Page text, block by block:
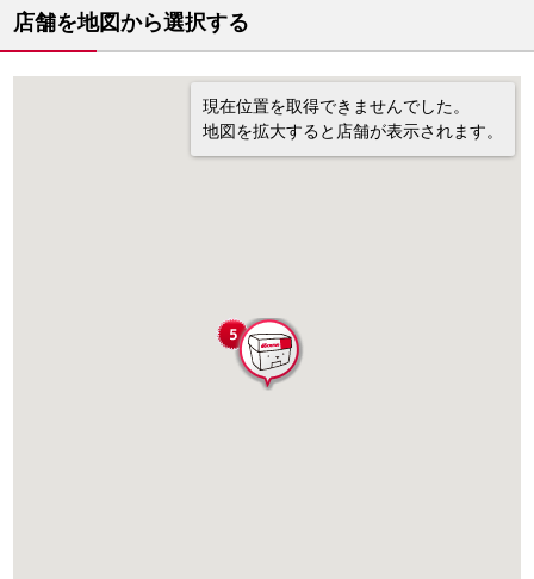
店舗を地図から選択する
現在位置を取得できませんでした。
地図を拡大すると店舗が表示されます。